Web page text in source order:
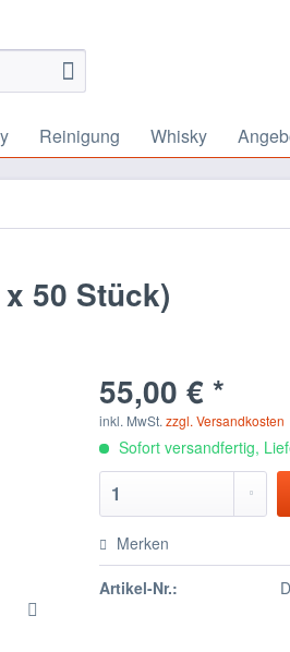
Reinigung Whisky
50 Stück)
55,00 € *
inkl. MwSt.zzgl. Versandkosten
Sofort versandfertig,
Merken
Artikel-Nr.: